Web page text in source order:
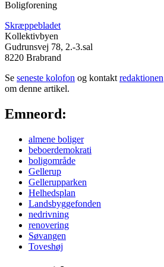
Boligforening
Skræppebladet
Kollektivbyen
Gudrunsvej 78, 2.-3.sal
8220 Brabrand
Se seneste kolofon og kontaktredaktionen
om denne artikel.
Emneord:
almene boliger
beboerdemokrati
boligområde
Gellerup
Gellerupparken
Helhedsplan
Landsbyggefonden
nedrivning
renovering
Søvangen
Toveshøj